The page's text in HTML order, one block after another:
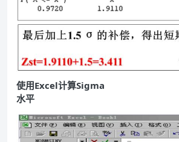
使用Excel计算Sigma
水平